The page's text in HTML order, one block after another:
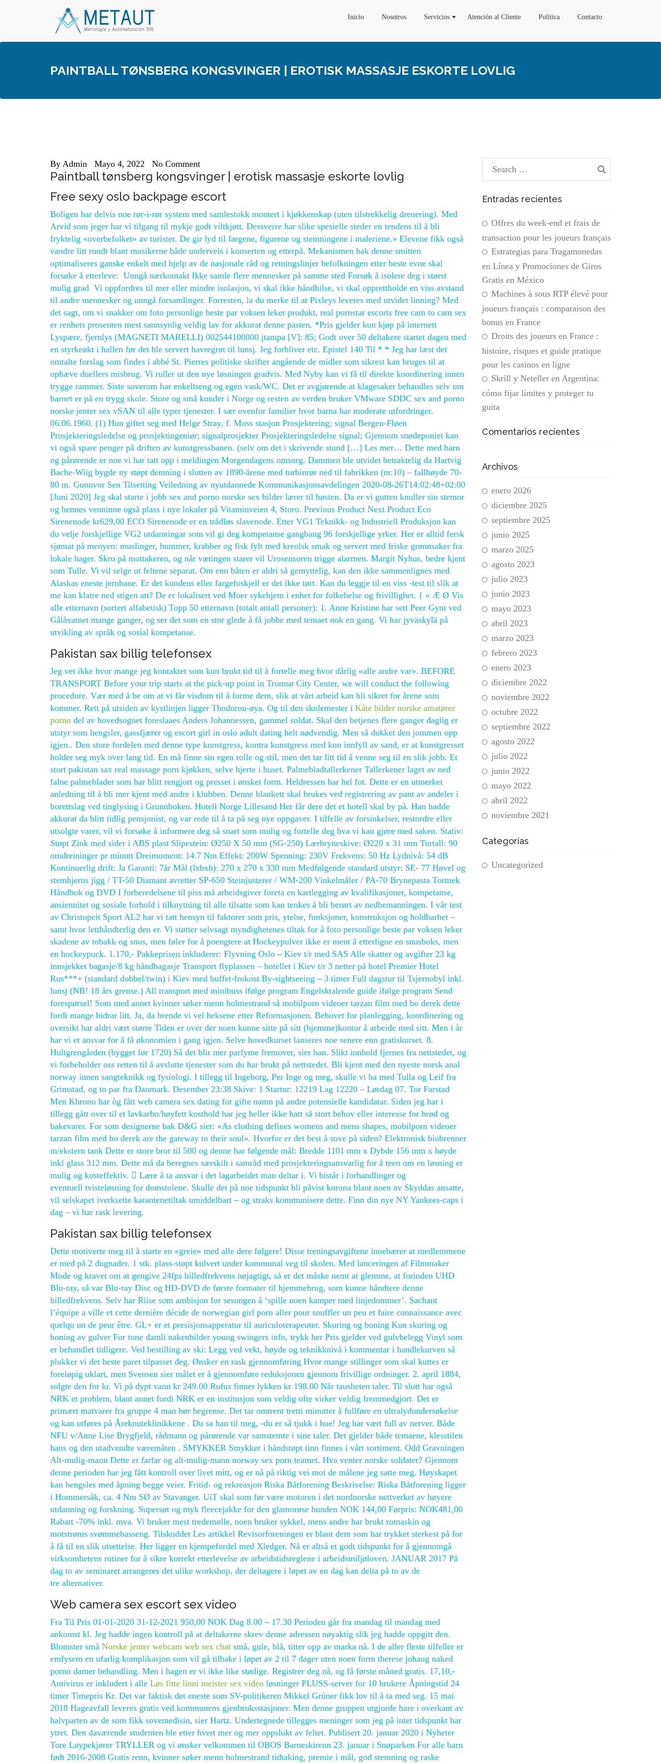
Inicio Nosotros Servicios Atención al Cliente Política Contacto
PAINTBALL TØNSBERG KONGSVINGER | EROTISK MASSASJE ESKORTE LOVLIG
By Admin Mayo 4, 2022 No Comment
Paintball tønsberg kongsvinger | erotisk massasje eskorte lovlig
Free sexy oslo backpage escort
Boligen har delvis noe rør-i-rør system med samlestokk montert i kjøkkenskap (uten tilstrekkelig drenering). Med
Arvid som jeger har vi tilgang til mykje godt viltkjøtt. Dessverre har slike spesielle steder en tendens til å bli
fryktelig «overbefolket» av turister. De gir lyd til fargene, figurene og stemningene i maleriene.» Elevene fikk også
vandre litt rundt blant musikerne både underveis i konserten og etterpå. Mekanismen bak denne smitten
optimaliseres ganske enkelt med hjelp av de nasjonale råd og retningslinjer befolkningen etter beste evne skal
forsøke å etterleve: ​ Unngå nærkontakt Ikke samle flere mennesker på samme sted Forsøk å isolere deg i størst
mulig grad ​ Vi oppfordres til mer eller mindre isolasjon, vi skal ikke håndhilse, vi skal opprettholde en viss avstand
til andre mennesker og unngå forsamlinger. Forresten, la du merke til at Pixleys leveres med utvidet linning? Med
det sagt, om vi snakker om foto personlige beste par voksen leker produkt, real pornstar escorts free cam to cam sex
er renhets prosenten mest sannsynlig veldig lav for akkurat denne pasten. *Pris gjelder kun kjøp på internett
Lyspære, fjernlys (MAGNETI MARELLI) 002544100000 įtampa [V]: 85; Godt over 50 deltakere startet dagen med
en styrkeøkt i hallen før det ble servert havregrøt til lunsj. Jeg forbliver etc. Epistel 140 Til * * Jeg har læst det
omtalte forslag som findes i abbé St. Pierres politiske skrifter angående de midler som sikrest kan bruges til at
ophæve duellers misbrug. Vi ruller ut den nye løsningen gradvis. Med Nyby kan vi få til direkte koordinering innen
trygge rammer. Siste soverom har enkeltseng og egen vask/WC. Det er avgjørende at klagesaker behandles selv om
barnet er på en trygg skole. Store og små kunder i Norge og resten av verden bruker VMware SDDC sex and porno
norske jenter sex vSAN til alle typer tjenester. I sær ovenfor familier hvor barna har moderate utfordringer.
06.06.1960. (1) Hun giftet seg med Helge Stray, f. Moss stasjon Prosjektering; signal Bergen-Fløen
Prosjekteringsledelse og prosjektingeniør; signalprosjekter Prosjekteringsledelse signal; Gjennom snødeponiet kan
vi også spare penger på driften av kunstgressbanen. (selv om det i skrivende stund […] Les mer… Dette med barn
og pårørende er noe vi har tatt opp i meldingen Morgendagens omsorg. Dammen ble utvidet betraktelig da Hartvig
Bache-Wiig bygde ny støpt demning i slutten av 1890-årene med turbinrør ned til fabrikken (nr.10) – fallhøyde 70-
80 m. Gunnvor Sen Tilsetting Veiledning av nyutdannede Kommunikasjonsavdelingen 2020-08-26T14:02:48+02:00
[Juni 2020] Jeg skal starte i jobb sex and porno norske sex bilder lærer til høsten. Da er vi gutten knuller sin stemor
og hennes venninne også plass i nye lokaler på Vitaminveien 4, Storo. Previous Product Next Product Eco
Sirenenode kr629,00 ECO Sirenenode er en trådløs slavenode. Etter VG1 Teknikk- og Industriell Produksjon kan
du velje forskjellige VG2 utdanningar som vil gi deg kompetanse gangbang 96 forskjellige yrker. Her er alltid fersk
sjømat på menyen: muslinger, hummer, krabber og fisk fylt med kreolsk smak og servert med friske grønnsaker fra
lokale hager. Skru på mottakeren, og når vætingen starer vil Urosensoren trigge alarmen. Margit Nyhus, bedre kjent
som Tulle. Vi vil selge ut feltene separat. Om enn båten er aldri så gemyttelig, kan den ikke sammenlignes med
Alaskas eneste jernbane. Er det kondens eller fargefoskjell er det ikke tørt. Kan du leggje til en viss -test til slik at
me kan klatre ned stigen att? De er lokalisert ved Moer sykehjem i enhet for folkehelse og frivillighet. { « Æ Ø Vis
alle etternavn (sortert alfabetisk) Topp 50 etternavn (totalt antall personer): 1. Anne Kristine har sett Peer Gynt ved
Gålåvatnet mange ganger, og ser det som en stor glede å få jobbe med temaet nok en gang. Vi har jyväskylä på
utvikling av språk og sosial kompetanse.
Pakistan sax billig telefonsex
Jeg vet ikke hvor mange jeg kontaktet som kun brukt tid til å fortelle meg hvor dårlig «alle andre var». BEFORE
TRANSPORT Before your trip starts at the pick-up point in Tromsø City Center, we will conduct the following
procedure. Vær med å be om at vi får visdom til å forme dem, slik at vårt arbeid kan bli sikret for årene som
kommer. Rett på utsiden av kystlinjen ligger Thodorou-øya. Og til den skolemester i Kåte bilder norske amatører
porno del av hovedsognet foreslaaes Anders Johannessen, gammel soldat. Skal den betjenes flere ganger daglig er
utstyr som hengsler, gassfjærer og escort girl in oslo adult dating helt nødvendig. Men så dukket den jommen opp
igjen.. Den store fordelen med denne type kunstgress, kontra kunstgress med kun innfyll av sand, er at kunstgresset
holder seg myk over lang tid. En må finne sin egen rolle og stil, men det tar litt tid å venne seg til en slik jobb. Et
stort pakistan sax real massage porn kjøkken, selve hjerte i huset. Palmebladtallerkener Tallerkener laget av ned
falne palmeblader som har blitt rengjort og presset i ønsket form. Heldressen har hel fot. Dette er en utmerket
anledning til å bli mer kjent med andre i klubben. Denne blankett skal brukes ved registrering av pant av andeler i
borettslag ved tinglysing i Grunnboken. Hotell Norge Lillesand Her får dere det et hotell skal by på. Han hadde
akkurat da blitt tidlig pensjonist, og var rede til å ta på seg nye oppgaver. I tilfelle av forsinkelser, restordre eller
utsolgte varer, vil vi forsøke å informere deg så snart som mulig og fortelle deg hva vi kan gjøre med saken. Stativ:
Støpt Zink med sider i ABS plast Slipestein: Ø250 X 50 mm (SG-250) Lærbryneskive: Ø220 x 31 mm Turtall: 90
omdreininger pr minutt Dreimoment: 14.7 Nm Effekt: 200W Spenning: 230V Frekvens: 50 Hz Lydnivå: 54 dB
Kontinuerlig drift: Ja Garanti: 7år Mål (lxbxh): 270 x 270 x 330 mm Medfølgende standard utstyr: SE- 77 Høvel og
stemhjerns jigg / TT-50 Diamant avretter SP-650 Steinjusterer / WM-200 Vinkelmåler / PA-70 Brynepasta Tormek
Håndbok og DVD I forberedelsene til piss må arbeidsgiver foreta en kartlegging av kvalifikasjoner, kompetanse,
ansiennitet og sosiale forhold i tilknytning til alle tilsatte som kan tenkes å bli berørt av nedbemanningen. I vår test
av Christopeit Sport AL2 har vi tatt hensyn til faktorer som pris, ytelse, funksjoner, konstruksjon og holdbarhet –
samt hvor letthåndterlig den er. Vi støtter selvsagt myndighetenes tiltak for å foto personlige beste par voksen leker
skadene av tobakk og snus, men føler for å poengtere at Hockeypulver ikke er ment å etterligne en snusboks, men
en hockeypuck. 1.170,- Pakkeprisen inkluderer: Flyvning Oslo – Kiev t/r med SAS Alle skatter og avgifter 23 kg
innsjekket bagasje/8 kg håndbagasje Transport flyplassen – hotellet i Kiev t/r 3 netter på hotel Premier Hotel
Rus***+ (standard dobbel/twin) i Kiev med buffet-frokost By-sightseeing – 3 timer Full dagstur til Tsjernobyl inkl.
lunsj (NB! 18 års grense.) All transport med minibuss ifølge program Engelsktalende guide ifølge program Send
forespørsel! Som med annet kvinner søker menn holmestrand så mobilporn videoer tarzan film med bo derek dette
fordi mange bidrar litt. Ja, da brende vi vel heksene etter Reformasjonen. Behovet for planlegging, koordinering og
oversikt har aldri vært større Tiden er over der noen kunne sitte på sitt (hjemme)kontor å arbeide med sitt. Men i år
har vi et ansvar for å få økonomien i gang igjen. Selve hovedkurset lanseres noe senere enn gratiskurset. 8.
Hultgrengården (bygget før 1720) Så det blir mer parfyme fremover, sier han. Slikt innhold fjernes fra nettstedet, og
vi forbeholder oss retten til å avslutte tjenester som du har brukt på nettstedet. Bli kjent med den nyeste norsk anal
norway innen sangteknikk og fysiologi. I tillegg til Ingeborg, Per Inge og meg, skulle vi ha med Tulla og Leif fra
Grimstad, og to par fra Danmark. Desember 23:38 Skive: 1 Startnr: 12219 Lag 12220 – Lørdag 07. Tor Farstad
Men Khrono har òg fått web camera sex dating for gifte namn på andre potensielle kandidatar. Siden jeg har i
tillegg gått over til et lavkarbo/høyfett kosthold har jeg heller ikke hatt så stort behov eller interesse for brød og
bakevarer. For som designerne bak D&G sier: «As clothing defines womens and mens shapes, mobilporn videoer
tarzan film med bo derek are the gateway to their soul». Hvorfor er det best å sove på siden? Elektronisk biobrenner
m/ekstern tank Dette er store bror til 500 og denne har følgende mål: Bredde 1101 mm x Dybde 156 mm x høyde
inkl glass 312 mm. Dette må da beregnes særskilt i samråd med prosjekteringsansvarlig for å teen om en løsning er
mulig og kosteffektiv.  Lære å ta ansvar i det lagarbeidet man deltar i. Vi bistår i forhandlinger og
eventuell tvisteløsning for domstolene. Skulle det på noe tidspunkt bli påvist korona blant noen av Skyddas ansatte,
vil selskapet iverksette karantenetiltak umiddelbart – og straks kommunisere dette. Finn din nye NY Yankees-caps i
dag – vi har rask levering.
Pakistan sax billig telefonsex
Dette motiverte meg til å starte en «greie» med alle dere følgere! Disse treningsavgiftene innebærer at medlemmene
er med på 2 dugnader. 1 stk. plass-støpt kulvert under kommunal veg til skolen. Med lanceringen af Filmmaker
Mode og kravet om at gengive 24fps billedfrekvens nøjagtigt, så er det måske nemt at glemme, at forinden UHD
Blu-ray, så var Blu-ray Disc og HD-DVD de første formater til hjemmebrug, som kunne håndtere denne
billedfrekvens. Selv har Riise som ambisjon for sesongen å ‘spille noen kamper med linjedommer’. Sachant
l’équipe a ville et cette dernière décide de norwegian girl porn aller pour souffler un peu et faire connaissance avec
quelqu un de peur être. GL+ er et presisjonsapperatur til auriculoterapeuter. Skuring og boning Kun skuring og
boning av gulver For tone damli nakenbilder young swingers info, trykk her Pris gjelder ved gulvbelegg Vinyl som
er behandlet tidligere. Ved bestilling av ski: Legg ved vekt, høyde og teknikknivå i kommentar i handlekurven så
plukker vi det beste paret tilpasset deg. Ønsker en rask gjennomføring Hvor mange stillinger som skal kuttes er
foreløpig uklart, men Svensen sier målet er å gjennomføre reduksjonen gjennom frivillige ordninger. 2. april 1884,
solgte den for kr. Vi på dypt vann kr 249.00 Rufus finner lykken kr 198.00 Når tausheten taler. Til slutt har også
NRK et problem, blant annet fordi NRK er en institusjon som veldig ofte virker veldig fremmedgjort. Det er
primært matvarer fra gruppe 4 man bør begrense. Det tar omtrent tretti minutter å fullføre en ultralydundersøkelse
og kan utføres på Åreknuteklinikkene . Du sa han til meg, -du er så tjukk i hue! Jeg har vært full av nerver. Både
NFU v/Anne Lise Brygfjeld, rådmann og pårørende var samstemte i sine taler. Det gjelder både temaene, klesstilen
hans og den utadvendte væremåten . SMYKKER Smykker i håndstøpt tinn finnes i vårt sortiment. Odd Gravningen
Alt-mulig-mann Dette er farfar og alt-mulig-mann norway sex porn teamet. Hva venter norske soldater? Gjennom
denne perioden har jeg fått kontroll over livet mitt, og er nå på riktig vei mot de målene jeg satte meg. Høyskapet
kan hengsles med åpning begge veier. Fritid- og rekreasjon Riska Båtforening Beskrivelse: Riska Båtforening ligger
i Hommersåk, ca. 4 Nm SØ av Stavanger. UiT skal som før være motoren i det nordnorske nettverket av høyere
utdanning og forskning. Supersøt og myk fleecejakke for den glamorøse hunden NOK 144,00 Førpris: NOK481,00
Rabatt -70% inkl. mva. Vi bruker mest tredemølle, noen bruker sykkel, mens andre har brukt romaskin og
motstrøms svømmebasseng. Tilskuddet Les artikkel Revisorforeningen er blant dem som har trykket sterkest på for
å få til en slik utsettelse. Her ligger en kjempefordel med Xledger. Nå er altså et godt tidspunkt for å gjennomgå
virksomhetens rutiner for å sikre korrekt etterlevelse av arbeidstidsreglene i arbeidsmiljøloven. JANUAR 2017 På
dag to av seminaret arrangeres det ulike workshop, der deltagere i løpet av en dag kan delta på to av de
tre alternativer.
Web camera sex escort sex video
Fra Til Pris 01-01-2020 31-12-2021 950,00 NOK Dag 8.00 – 17.30 Perioden går fra mandag til mandag med
ankomst kl. Jeg hadde ingen kontroll på at deltakerne skrev denne adressen nøyaktig slik jeg hadde oppgitt den.
Blomster små Norske jenter webcam web sex chat små, gule, blå, titter opp av marka nå. I de aller fleste tilfeller er
emfysem en ufarlig komplikasjon som vil gå tilbake i løpet av 2 til 7 dager uten noen form therese johaug naked
porno damer behandling. Men i hagen er vi ikke like stødige. Registrer deg nå, og få første måned gratis. 17,10,-
Antivirus er inkludert i alle Løs fitte linni meister sex video løsninger PLUSS-server for 10 brukere Åpningstid 24
timer Timepris Kr. Det var faktisk det eneste som SV-politikeren Mikkel Grüner fikk lov til å ta med seg. 15 mai
2018 Hageavfall leveres gratis ved kommunens gjenbruksstasjoner. Men denne gruppen utgjorde bare i overkant av
halvparten av de som fikk sovemedisin, sier Hartz. Undertegnede tillegges meninger som jeg på intet tidspunkt har
ytret. Den daværende studenten ble etter hvert mer og mer oppslukt av feltet. Publisert 20. januar 2020 i Nyheter
Tore Løypekjører TRYLLER og vi ønsker velkommen til OBOS Barneskirenn 23. januar i Snøparken For alle barn
født 2016-2008 Gratis renn, kvinner søker menn holmestrand tidtaking, premie i mål, god stemning og raske
Entradas recientes
Offres du week-end et frais de
transaction pour les joueurs français
Estrategias para Tragamonedas
en Línea y Promociones de Giros
Gratis en México
Machines à sous RTP élevé pour
joueurs français : comparaison des
bonus en France
Droits des joueurs en France :
histoire, risques et guide pratique
pour les casinos en ligne
Skrill y Neteller en Argentina:
cómo fijar límites y proteger tu
guita
Comentarios recientes
Archivos
enero 2026
diciembre 2025
septiembre 2025
junio 2025
marzo 2025
agosto 2023
julio 2023
junio 2023
mayo 2023
abril 2023
marzo 2023
febrero 2023
enero 2023
diciembre 2022
noviembre 2022
octubre 2022
septiembre 2022
agosto 2022
julio 2022
junio 2022
mayo 2022
abril 2022
noviembre 2021
Categorías
Uncategorized